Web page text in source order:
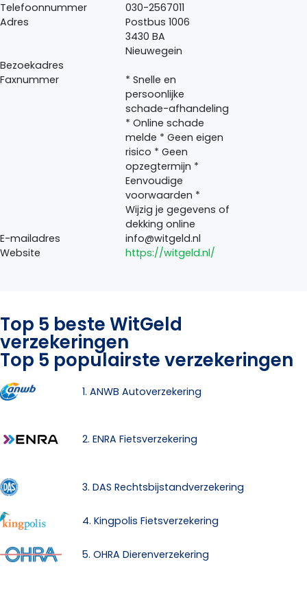
Telefoonnummer
030-2567011
Adres
Postbus 1006
3430 BA
Nieuwegein
Bezoekadres
Faxnummer
* Snelle en
persoonlijke
schade-afhandeling
* Online schade
melde * Geen eigen
risico * Geen
opzegtermijn *
Eenvoudige
voorwaarden *
Wijzig je gegevens of
dekking online
E-mailadres
info@witgeld.nl
Website
https://witgeld.nl/
Top 5 beste WitGeld
verzekeringen
Top 5 populairste verzekeringen
1. ANWB Autoverzekering
2. ENRA Fietsverzekering
3. DAS Rechtsbijstandverzekering
4. Kingpolis Fietsverzekering
5. OHRA Dierenverzekering